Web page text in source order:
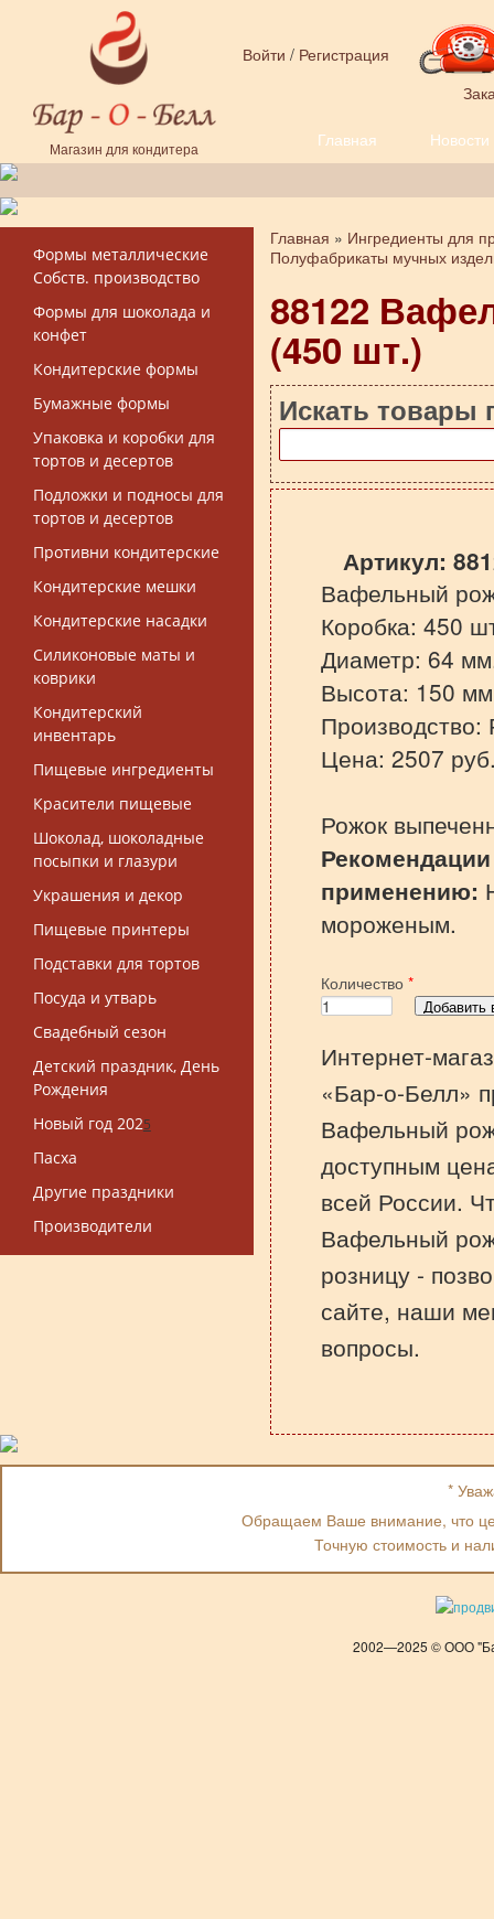
Перейти к основному содержанию
Магазин для кондитера
Войти / Регистрация
Главная Новости
Форма поиска
Формы металлические
Собств. производство
Формы для шоколада и
конфет
Кондитерские формы
Бумажные формы
Упаковка и коробки для
тортов и десертов
Подложки и подносы для
тортов и десертов
Противни кондитерские
Кондитерские мешки
Кондитерские насадки
Силиконовые маты и
коврики
Кондитерский
инвентарь
Пищевые ингредиенты
Красители пищевые
Шоколад, шоколадные
посыпки и глазури
Украшения и декор
Пищевые принтеры
Подставки для тортов
Посуда и утварь
Свадебный сезон
Детский праздник, День
Рождения
Новый год 2025
Пасха
Другие праздники
Производители
Вы здесь
Главная » Ингредиенты для
Полуфабрикаты мучных
88122
(450 шт.)
Искать товары
Артикул:
Вафельный
Коробка: 450
Диаметр: 64
Высота: 150
Производство:
Цена: 2507
Рожок
применению:
мороженым.
Количество *
Интернет-
«Бар-о-Белл»
Вафельный
доступным
всей России.
Вафельный
розницу -
сайте, наши
вопросы.
*
Обращаем Ваше внимание, что
Точную стоимость и
2002—2025 © ООО